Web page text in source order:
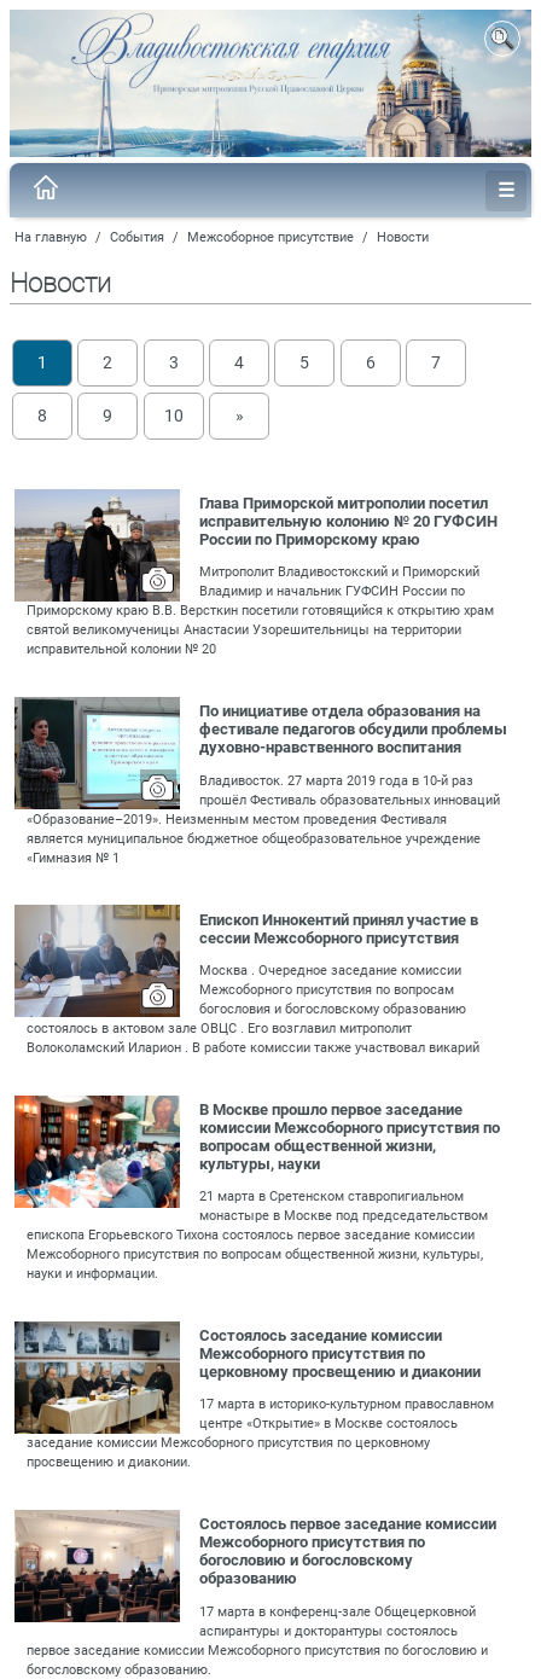
На главную / События / Межсоборное присутствие / Новости
Новости
1 2 3 4 5 6 7
8 9 10 »
Глава Приморской митрополии посетил
исправительную колонию № 20 ГУФСИН
России по Приморскому краю
Митрополит Владивостокский и Приморский
Владимир и начальник ГУФСИН России по
Приморскому краю В.В. Версткин посетили готовящийся к открытию храм
святой великомученицы Анастасии Узорешительницы на территории
исправительной колонии № 20
По инициативе отдела образования на
фестивале педагогов обсудили проблемы
духовно-нравственного воспитания
Владивосток. 27 марта 2019 года в 10-й раз
прошёл Фестиваль образовательных инноваций
«Образование–2019». Неизменным местом проведения Фестиваля
является муниципальное бюджетное общеобразовательное учреждение
«Гимназия № 1
Епископ Иннокентий принял участие в
сессии Межсоборного присутствия
Москва . Очередное заседание комиссии
Межсоборного присутствия по вопросам
богословия и богословскому образованию
состоялось в актовом зале ОВЦС . Его возглавил митрополит
Волоколамский Иларион . В работе комиссии также участвовал викарий
В Москве прошло первое заседание
комиссии Межсоборного присутствия по
вопросам общественной жизни,
культуры, науки
21 марта в Сретенском ставропигиальном
монастыре в Москве под председательством
епископа Егорьевского Тихона состоялось первое заседание комиссии
Межсоборного присутствия по вопросам общественной жизни, культуры,
науки и информации.
Состоялось заседание комиссии
Межсоборного присутствия по
церковному просвещению и диаконии
17 марта в историко-культурном православном
центре «Открытие» в Москве состоялось
заседание комиссии Межсоборного присутствия по церковному
просвещению и диаконии.
Состоялось первое заседание комиссии
Межсоборного присутствия по
богословию и богословскому
образованию
17 марта в конференц-зале Общецерковной
аспирантуры и докторантуры состоялось
первое заседание комиссии Межсоборного присутствия по богословию и
богословскому образованию.